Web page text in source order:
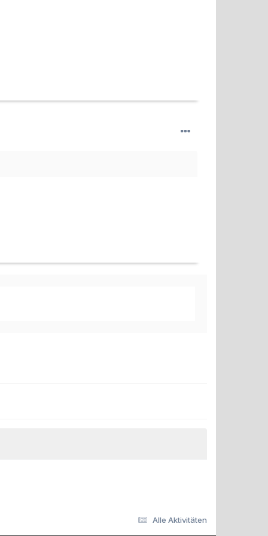
Alle Aktivitäten